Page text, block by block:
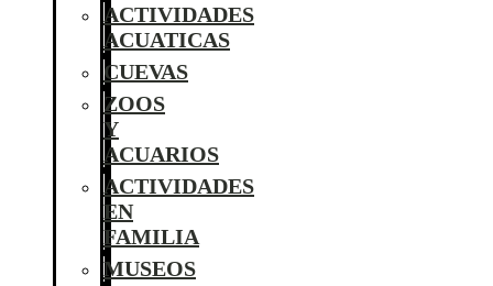
ACTIVIDADES
ACUATICAS
CUEVAS
ZOOS
Y
ACUARIOS
ACTIVIDADES
EN
FAMILIA
MUSEOS